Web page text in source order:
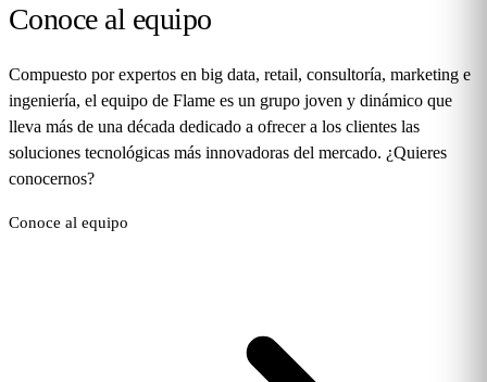
Conoce al equipo
Compuesto por expertos en big data, retail, consultoría, marketing e
ingeniería, el equipo de Flame es un grupo joven y dinámico que
lleva más de una década dedicado a ofrecer a los clientes las
soluciones tecnológicas más innovadoras del mercado. ¿Quieres
conocernos?
Conoce al equipo